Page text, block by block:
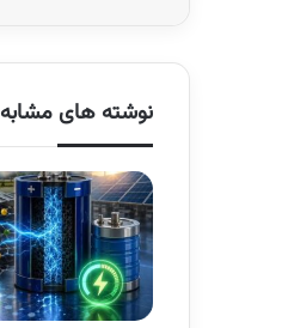
نوشته های مشابه